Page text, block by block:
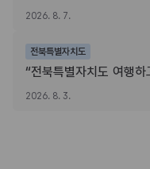
2026. 8. 7.
전북특별자치도
2026. 8. 3.